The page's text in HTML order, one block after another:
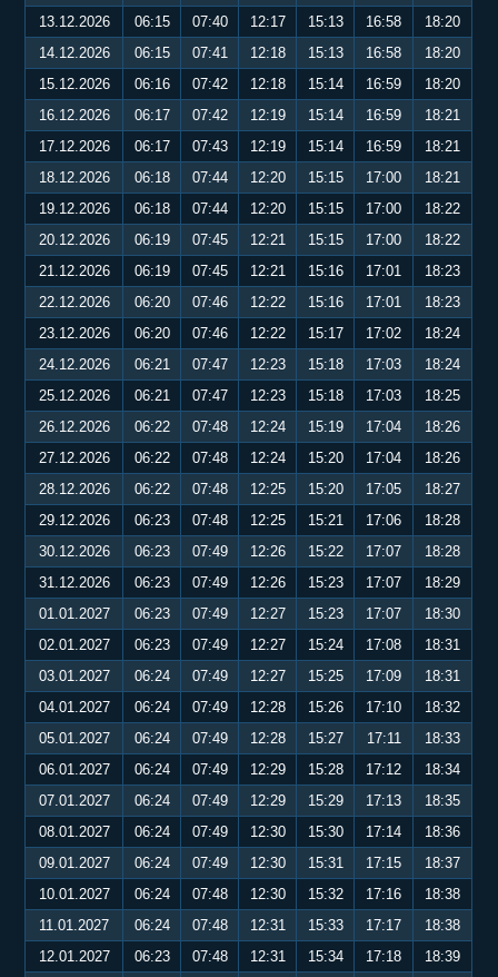
13.12.2026
06:15 07:40 12:17 15:13 16:58
18:20
14.12.2026
06:15 07:41 12:18 15:13 16:58
18:20
15.12.2026
06:16 07:42 12:18 15:14 16:59
18:20
16.12.2026
06:17 07:42 12:19 15:14 16:59
18:21
17.12.2026
06:17 07:43 12:19 15:14 16:59
18:21
18.12.2026
06:18 07:44 12:20 15:15 17:00
18:21
19.12.2026
06:18 07:44 12:20 15:15 17:00
18:22
20.12.2026
06:19 07:45 12:21 15:15 17:00
18:22
21.12.2026
06:19 07:45 12:21 15:16 17:01
18:23
22.12.2026
06:20 07:46 12:22 15:16 17:01
18:23
23.12.2026
06:20 07:46 12:22 15:17 17:02
18:24
24.12.2026
06:21 07:47 12:23 15:18 17:03
18:24
25.12.2026
06:21 07:47 12:23 15:18 17:03
18:25
26.12.2026
06:22 07:48 12:24 15:19 17:04
18:26
27.12.2026
06:22 07:48 12:24 15:20 17:04
18:26
28.12.2026
06:22 07:48 12:25 15:20 17:05
18:27
29.12.2026
06:23 07:48 12:25 15:21 17:06
18:28
30.12.2026
06:23 07:49 12:26 15:22 17:07
18:28
31.12.2026
06:23 07:49 12:26 15:23 17:07
18:29
01.01.2027
06:23 07:49 12:27 15:23 17:07
18:30
02.01.2027
06:23 07:49 12:27 15:24 17:08
18:31
03.01.2027
06:24 07:49 12:27 15:25 17:09
18:31
04.01.2027
06:24 07:49 12:28 15:26 17:10
18:32
05.01.2027
06:24 07:49 12:28 15:27 17:11
18:33
06.01.2027
06:24 07:49 12:29 15:28 17:12
18:34
07.01.2027
06:24 07:49 12:29 15:29 17:13
18:35
08.01.2027
06:24 07:49 12:30 15:30 17:14
18:36
09.01.2027
06:24 07:49 12:30 15:31 17:15
18:37
10.01.2027
06:24 07:48 12:30 15:32 17:16
18:38
11.01.2027
06:24 07:48 12:31 15:33 17:17
18:38
12.01.2027
06:23 07:48 12:31 15:34 17:18
18:39